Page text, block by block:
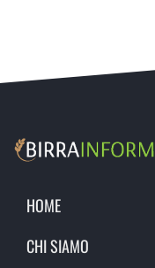
HOME
CHI SIAMO